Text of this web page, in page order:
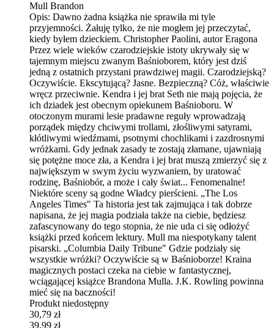
Mull Brandon
Opis: Dawno żadna książka nie sprawiła mi tyle
przyjemności. Żałuję tylko, że nie mogłem jej przeczytać,
kiedy byłem dzieckiem. Christopher Paolini, autor Eragona
Przez wiele wieków czarodziejskie istoty ukrywały się w
tajemnym miejscu zwanym Baśnioborem, który jest dziś
jedną z ostatnich przystani prawdziwej magii. Czarodziejską?
Oczywiście. Ekscytującą? Jasne. Bezpieczną? Cóż, właściwie
wręcz przeciwnie. Kendra i jej brat Seth nie mają pojęcia, że
ich dziadek jest obecnym opiekunem Baśnioboru. W
otoczonym murami lesie pradawne reguły wprowadzają
porządek między chciwymi trollami, złośliwymi satyrami,
kłótliwymi wiedźmami, psotnymi chochlikami i zazdrosnymi
wróżkami. Gdy jednak zasady te zostają złamane, ujawniają
się potężne moce zła, a Kendra i jej brat muszą zmierzyć się z
największym w swym życiu wyzwaniem, by uratować
rodzinę, Baśniobór, a może i cały świat... Fenomenalne!
Niektóre sceny są godne Władcy pierścieni. „The Los
Angeles Times" Ta historia jest tak zajmująca i tak dobrze
napisana, że jej magia podziała także na ciebie, będziesz
zafascynowany do tego stopnia, że nie uda ci się odłożyć
książki przed końcem lektury. Mull ma niespotykany talent
pisarski. „Columbia Daily Tribune" Gdzie podziały się
wszystkie wróżki? Oczywiście są w Baśnioborze! Kraina
magicznych postaci czeka na ciebie w fantastycznej,
wciągającej książce Brandona Mulla. J.K. Rowling powinna
mieć się na baczności!
Produkt niedostępny
30,79 zł
39,99 zł